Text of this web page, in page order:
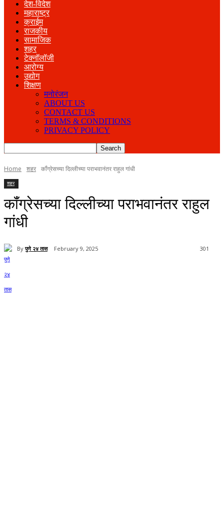
देश-विदेश
महाराष्ट्र
क्राईम
राजकीय
सामाजिक
शहर
टेक्नॉलॉजी
आरोग्य
उद्योग
शिक्षण
मनोरंजन
ABOUT US
CONTACT US
TERMS & CONDITIONS
PRIVACY POLICY
Home शहर कॉंग्रेसच्या दिल्लीच्या पराभवानंतर राहुल गांधी
शहर
कॉंग्रेसच्या दिल्लीच्या पराभवानंतर राहुल
गांधी
By पुणे २४ तास February 9, 2025 301